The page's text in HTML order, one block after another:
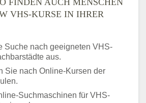
FINDEN AUCH MENSCHEN
VHS-KURSE IN IHRER
Suche nach geeigneten VHS-
aus.
Sie nach Online-Kursen der
Suchmaschinen für VHS-